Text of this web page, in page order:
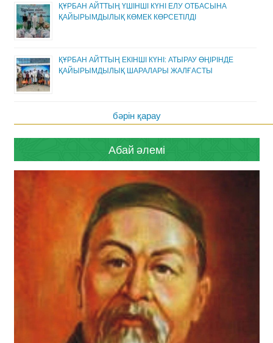
ҚҰРБАН АЙТТЫҢ ҮШІНШІ КҮНІ ЕЛУ ОТБАСЫНА
ҚАЙЫРЫМДЫЛЫҚ КӨМЕК КӨРСЕТІЛДІ
ҚҰРБАН АЙТТЫҢ ЕКІНШІ КҮНІ: АТЫРАУ ӨҢІРІНДЕ
ҚАЙЫРЫМДЫЛЫҚ ШАРАЛАРЫ ЖАЛҒАСТЫ
бәрін қарау
Абай әлемі